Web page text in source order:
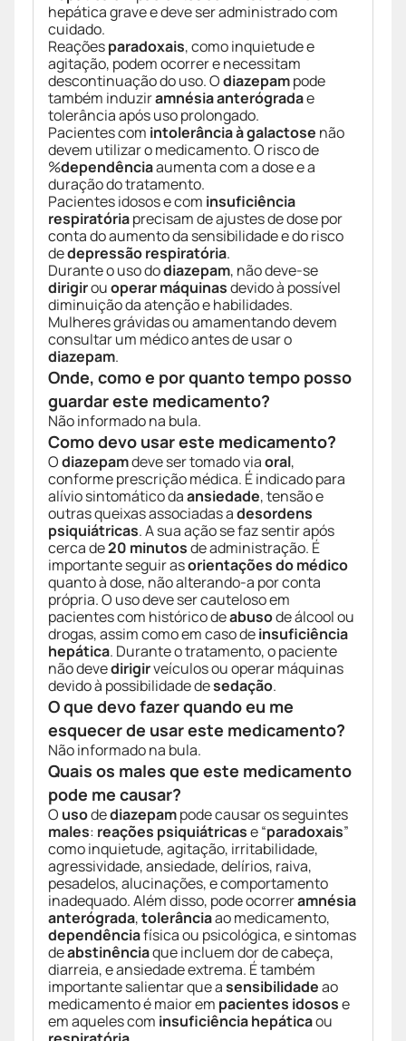
hepática grave e deve ser administrado com
cuidado.
Reaçõesparadoxais, como inquietude e
agitação, podem ocorrer e necessitam
descontinuação do uso. Odiazepampode
também induziramnésia anterógradae
tolerância após uso prolongado.
Pacientes com intolerância à galactose não
devem utilizar o medicamento. O risco de
%dependênciaaumenta com a dose e a
duração do tratamento.
Pacientes idosos e com insuficiência
respiratóriaprecisam de ajustes de dose por
conta do aumento da sensibilidade e do risco
dedepressão respiratória.
Durante o uso dodiazepam, não deve-se
dirigirouoperar máquinasdevido à possível
diminuição da atenção e habilidades.
Mulheres grávidas ou amamentando devem
consultar um médico antes de usar o
diazepam.
Onde, como e por quanto tempo posso
guardar este medicamento?
Não informado na bula.
Como devo usar este medicamento?
Odiazepamdeve ser tomado viaoral,
conforme prescrição médica. É indicado para
alívio sintomático daansiedade, tensão e
outras queixas associadas adesordens
psiquiátricas. A sua ação se faz sentir após
cerca de20 minutosde administração. É
importante seguir asorientações do médico
quanto à dose, não alterando-a por conta
própria. O uso deve ser cauteloso em
pacientes com histórico deabusode álcool ou
drogas, assim como em caso deinsuficiência
hepática. Durante o tratamento, o paciente
não devedirigirveículos ou operar máquinas
devido à possibilidade desedação.
O que devo fazer quando eu me
esquecer de usar este medicamento?
Não informado na bula.
Quais os males que este medicamento
pode me causar?
O usodediazepampode causar os seguintes
males: reações psiquiátricase “paradoxais”
como inquietude, agitação, irritabilidade,
agressividade, ansiedade, delírios, raiva,
pesadelos, alucinações, e comportamento
inadequado. Além disso, pode ocorreramnésia
anterógrada,tolerânciaao medicamento,
dependênciafísica ou psicológica, e sintomas
deabstinênciaque incluem dor de cabeça,
diarreia, e ansiedade extrema. É também
importante salientar que asensibilidadeao
medicamento é maior em pacientes idosose
em aqueles com insuficiência hepáticaou